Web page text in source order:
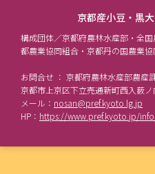
京都産小豆・黒
構成団体／京都府農林水産部・全
都農業協同組合・京都丹の国農業
お問合せ ： 京都府農林水産部農産
京都市上京区下立売通新町西入薮ノ
メール： nosan@pref.kyoto.lg.jp
HP： https://www.pref.kyoto.jp/